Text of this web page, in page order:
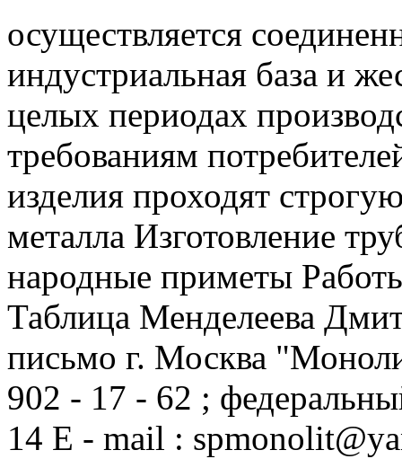
осуществляется
индустриальная база и
целых периодах
требованиям
изделия проходят
металла Изготовление
народные приметы
Таблица Менделеева
письмо г. Москва
902 - 17 - 62 ;
14 E - mail :